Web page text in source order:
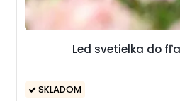
Led svetielka do
SKLADOM